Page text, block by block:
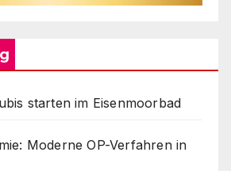
starten im Eisenmoorbad
Moderne OP-Verfahren in